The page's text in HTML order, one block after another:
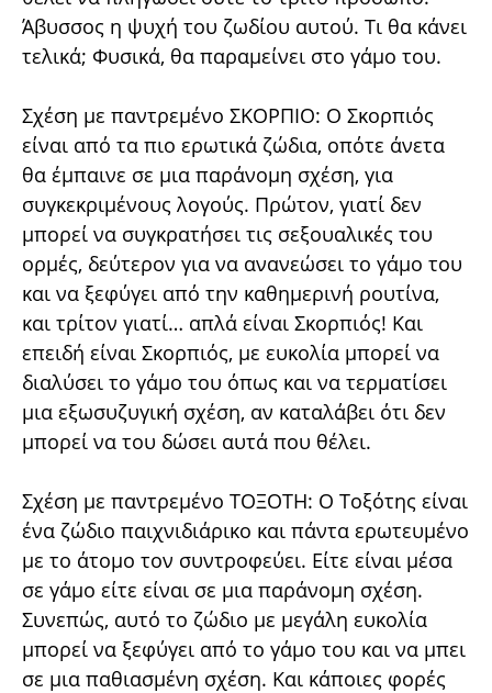
Άβυσσος η ψυχή του ζωδίου αυτού. Τι θα κάνει
τελικά; Φυσικά, θα παραμείνει στο γάμο του.
Σχέση με παντρεμένο ΣΚΟΡΠΙΟ: Ο Σκορπιός
είναι από τα πιο ερωτικά ζώδια, οπότε άνετα
θα έμπαινε σε μια παράνομη σχέση, για
συγκεκριμένους λογούς. Πρώτον, γιατί δεν
μπορεί να συγκρατήσει τις σεξουαλικές του
ορμές, δεύτερον για να ανανεώσει το γάμο του
και να ξεφύγει από την καθημερινή ρουτίνα,
και τρίτον γιατί… απλά είναι Σκορπιός! Και
επειδή είναι Σκορπιός, με ευκολία μπορεί να
διαλύσει το γάμο του όπως και να τερματίσει
μια εξωσυζυγική σχέση, αν καταλάβει ότι δεν
μπορεί να του δώσει αυτά που θέλει.
Σχέση με παντρεμένο ΤΟΞΟΤΗ: Ο Τοξότης είναι
ένα ζώδιο παιχνιδιάρικο και πάντα ερωτευμένο
με το άτομο τον συντροφεύει. Είτε είναι μέσα
σε γάμο είτε είναι σε μια παράνομη σχέση.
Συνεπώς, αυτό το ζώδιο με μεγάλη ευκολία
μπορεί να ξεφύγει από το γάμο του και να μπει
σε μια παθιασμένη σχέση. Και κάποιες φορές